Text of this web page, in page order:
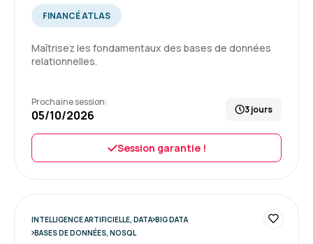
une de nos questions.
CHLOE R. Le 26/06/2026
hiérarchie pour les potentielles futures
formations.
FINANCÉ ATLAS
Maîtrisez les fondamentaux des bases de données
relationnelles.
Prochaine session:
05/10/2026 3 jours
Session garantie !
INTELLIGENCE ARTIFICIELLE, DATA BIG DATA
BASES DE DONNÉES, NOSQL